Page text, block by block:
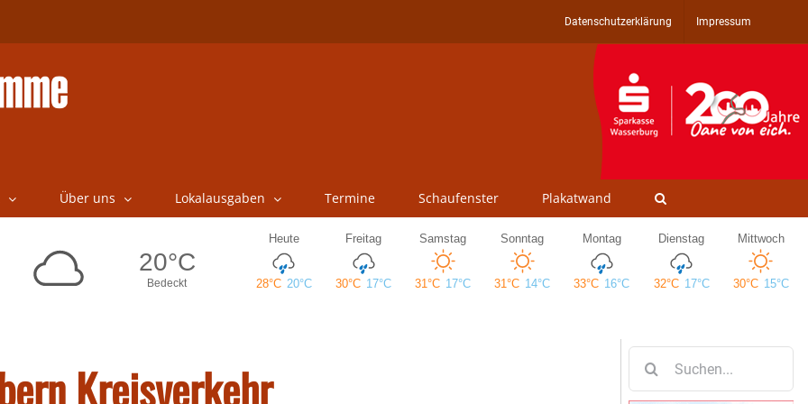
Datenschutzerklärung Impressum
Über uns Lokalausgaben Termine Schaufenster Plakatwand
Kreisverkehr
nach: